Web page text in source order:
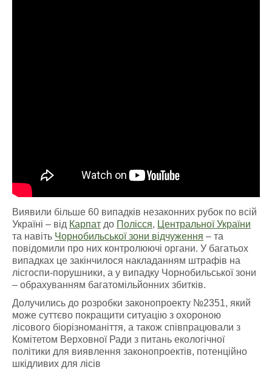
Виявили більше 60 випадків незаконних рубок по всій
Україні – від Карпат до Полісся, Центральної України
та навіть Чорнобильської зони відчуження – та
повідомили про них контролюючі органи. У багатьох
випадках це закінчилося накладанням штрафів на
лісгоспи-порушники, а у випадку Чорнобильської зони
– обрахуванням багатомільйонних збитків.
Долучились до розробки законопроекту №2351, який
може суттєво покращити ситуацію з охороною
лісового біорізноманіття, а також співпрацювали з
Комітетом Верховної Ради з питань екологічної
політики для виявлення законопроектів, потенційно
шкідливих для лісів